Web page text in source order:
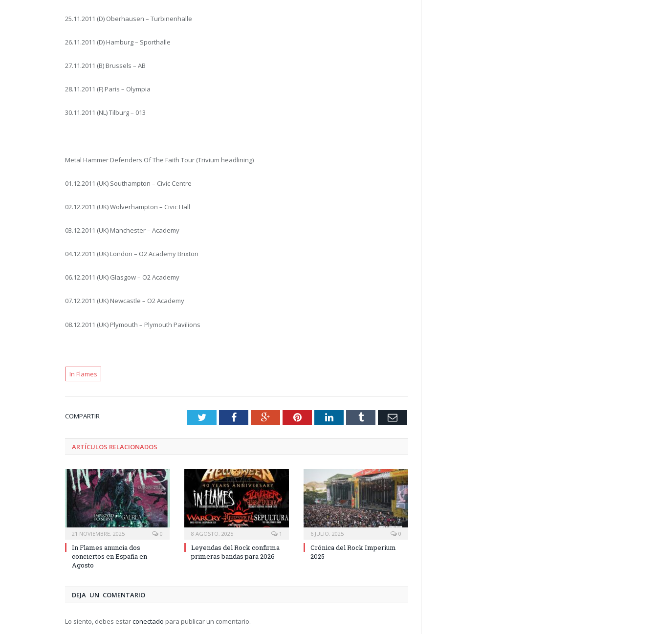
25.11.2011 (D) Oberhausen – Turbinenhalle
26.11.2011 (D) Hamburg – Sporthalle
27.11.2011 (B) Brussels – AB
28.11.2011 (F) Paris – Olympia
30.11.2011 (NL) Tilburg – 013
Metal Hammer Defenders Of The Faith Tour (Trivium headlining)
01.12.2011 (UK) Southampton – Civic Centre
02.12.2011 (UK) Wolverhampton – Civic Hall
03.12.2011 (UK) Manchester – Academy
04.12.2011 (UK) London – O2 Academy Brixton
06.12.2011 (UK) Glasgow – O2 Academy
07.12.2011 (UK) Newcastle – O2 Academy
08.12.2011 (UK) Plymouth – Plymouth Pavilions
In Flames
COMPARTIR TwitterFacebookGoogle+PinterestLinkedInTumblr Email
ARTÍCULOS RELACIONADOS
21 NOVIEMBRE, 2025 0
In Flames anuncia dos
conciertos en España en
Agosto
8 AGOSTO, 2025 1
Leyendas del Rock confirma
primeras bandas para 2026
6 JULIO, 2025 0
Crónica del Rock Imperium
2025
DEJA UN COMENTARIO
Lo siento, debes estarconectado para publicar un comentario.